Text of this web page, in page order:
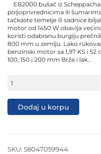
EB2000 bušač iz
poljoprivrednicima ili
tačkaste temelje ili sadnice
motor od 1450 W obavlja
koristi odabranu burgiju
800 mm u zemlju. Lako
benzinski motor sa 1,97 KS i
100, 150 i 200 mm Brža i lak…
motorni
zemlje
BAG2000-
KS
Dodaj u korpu
SKU: 58047059944